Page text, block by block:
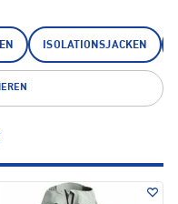
ISOLATIONSJACKEN